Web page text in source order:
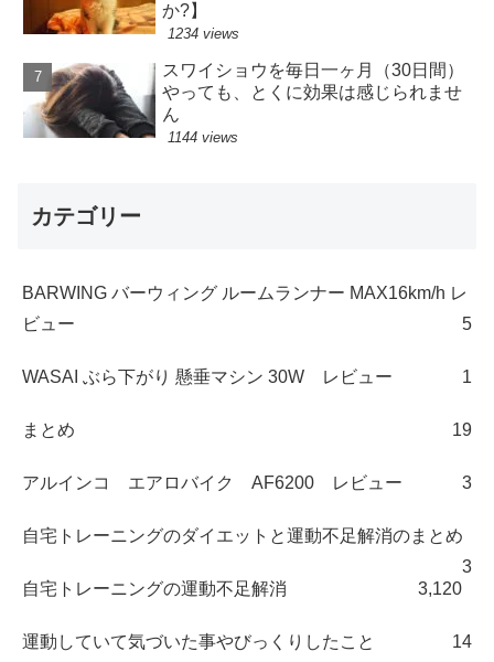
か?】
1234 views
スワイショウを毎日一ヶ月（30日間）
やっても、とくに効果は感じられませ
ん
1144 views
カテゴリー
BARWING バーウィング ルームランナー MAX16km/h レ
ビュー
5
WASAI ぶら下がり 懸垂マシン 30W レビュー 1
まとめ 19
アルインコ エアロバイク AF6200 レビュー 3
自宅トレーニングのダイエットと運動不足解消のまとめ
3
自宅トレーニングの運動不足解消
3,120
運動していて気づいた事やびっくりしたこと 14